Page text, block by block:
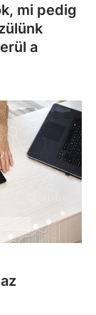
mi pedig
a